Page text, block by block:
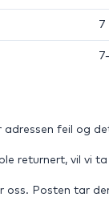
7
feil og
returnert, vil
oss. Posten tar